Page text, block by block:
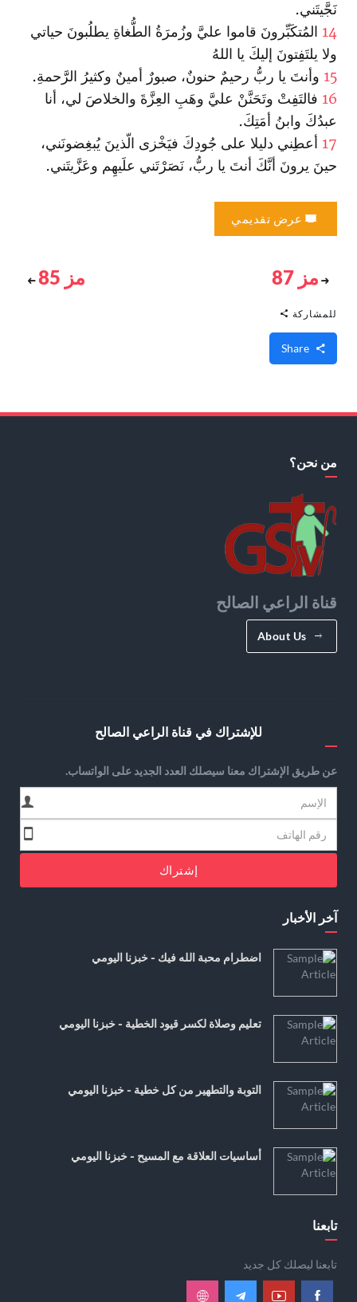
نَجَّيتَني.
14 المُتكَبِّرونَ قاموا عليَّ وزُمرَةُ الطُّغاةِ يطلُبونَ حياتي
ولا يلتَفِتونَ إليكَ يا اللهُ
15 وأنتَ يا ربُّ رحيمٌ حنونٌ، صبورٌ أمينٌ وكثيرُ الرَّحمةِ‌.
16 فا‏لتَفِتْ وتَحَنَّنْ عليَّ وهَبِ العِزَّةَ والخلاصَ لي، أنا
عبدُكَ وا‏بنُ أمَتِكَ.
17 أعطِني دليلا على جُودِكَ فيَخْزى الّذينَ يُبغِضونَني،
حينَ يرونَ أنَّكَ أنتَ يا ربُّ، نَصَرْتَني علَيهِم وعَزَّيتَني.
عرض تقديمي
مز 87 مز 85
للمشاركة
من نحن؟
قناة الراعي الصالح
About Us
للإشتراك في قناة الراعي الصالح
عن طريق الإشتراك معنا سيصلك العدد الجديد على الواتساب.
إشتراك
آخر الأخبار
اضطرام محبة الله فيك - خبزنا اليومي
تعليم وصلاة لكسر قيود الخطية - خبزنا اليومي
التوبة والتطهير من كل خطية - خبزنا اليومي
أساسيات العلاقة مع المسيح - خبزنا اليومي
تابعنا
تابعنا ليصلك كل جديد